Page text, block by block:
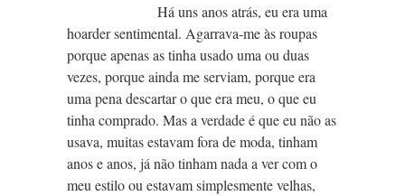
Há uns anos atrás, eu era uma
hoarder sentimental. Agarrava-me às roupas
porque apenas as tinha usado uma ou duas
vezes, porque ainda me serviam, porque era
uma pena descartar o que era meu, o que eu
tinha comprado. Mas a verdade é que eu não as
usava, muitas estavam fora de moda, tinham
anos e anos, já não tinham nada a ver com o
meu estilo ou estavam simplesmente velhas,